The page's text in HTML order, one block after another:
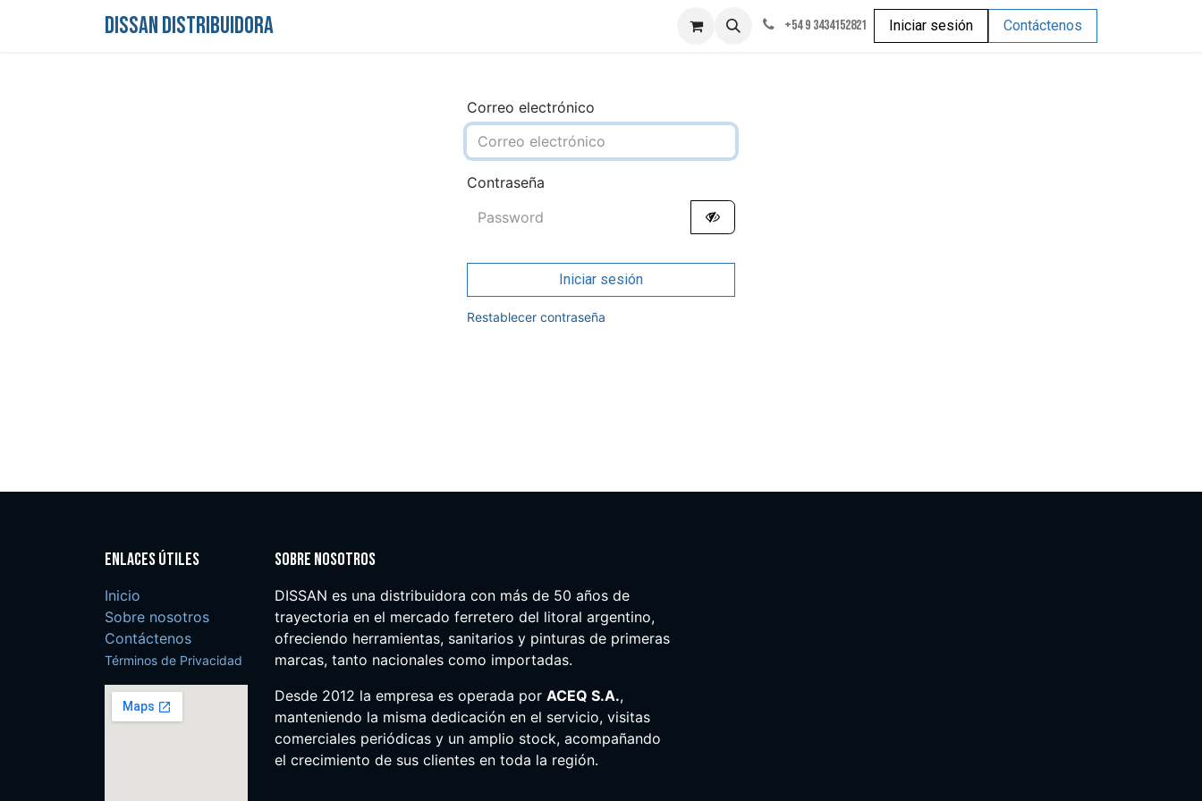
DISSAN DISTRIBUIDORA +54 9 3434152821 Iniciar sesión Contáctenos
Correo electrónico
Contraseña
Iniciar sesión
Restablecer contraseña
Enlaces útiles
Inicio
Sobre nosotros
Contáctenos
Términos de Privacidad
Sobre nosotros
DISSAN es una distribuidora con más de 50 años de
trayectoria en el mercado ferretero del litoral argentino,
ofreciendo herramientas, sanitarios y pinturas de primeras
marcas, tanto nacionales como importadas.
Desde 2012 la empresa es operada por ACEQ S.A.,
manteniendo la misma dedicación en el servicio, visitas
comerciales periódicas y un amplio stock, acompañando
el crecimiento de sus clientes en toda la región.